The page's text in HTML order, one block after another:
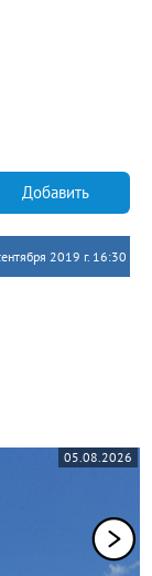
Добавить
2019 г. 16:30
05.08.2026